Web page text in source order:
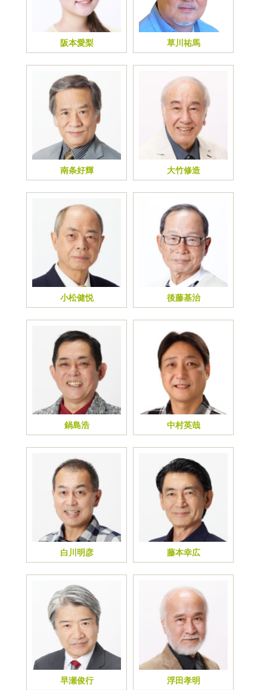
阪本愛梨 草川祐馬
南条好輝 大竹修造
小松健悦 後藤基治
鍋島浩 中村英哉
白川明彦 藤本幸広
早瀬俊行 浮田孝明